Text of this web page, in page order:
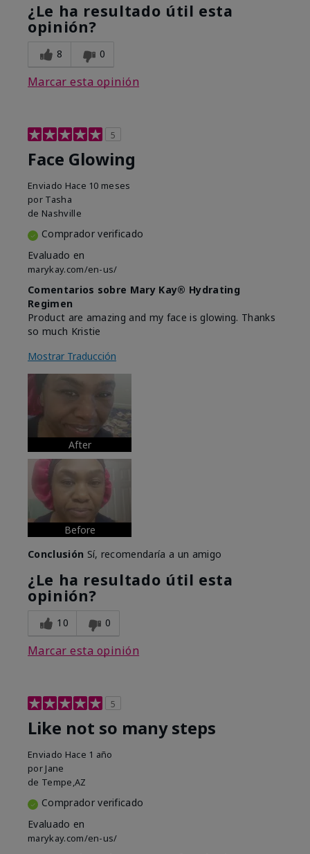
¿Le ha resultado útil esta
opinión?
8 0
Marcar esta opinión
5
Face Glowing
Enviado Hace 10 meses
por Tasha
de Nashville
Comprador verificado
Evaluado en
marykay.com/en-us/
Comentarios sobre Mary Kay® Hydrating
Regimen
Product are amazing and my face is glowing. Thanks
so much Kristie
Mostrar Traducción
After
Before
Conclusión Sí, recomendaría a un amigo
¿Le ha resultado útil esta
opinión?
10 0
Marcar esta opinión
5
Like not so many steps
Enviado Hace 1 año
por Jane
de Tempe,AZ
Comprador verificado
Evaluado en
marykay.com/en-us/